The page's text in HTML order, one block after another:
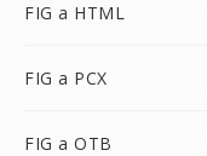
FIG a HTML
FIG a PCX
FIG a OTB